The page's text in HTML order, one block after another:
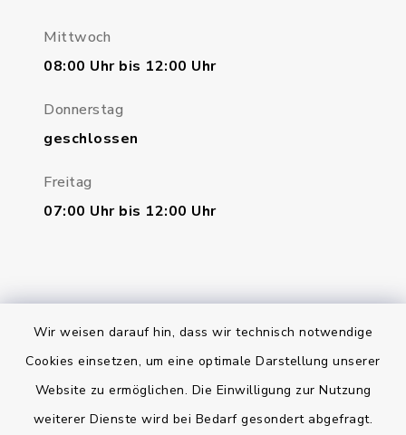
Wir weisen darauf hin, dass wir technisch notwendige
Cookies einsetzen, um eine optimale Darstellung unserer
Website zu ermöglichen. Die Einwilligung zur Nutzung
weiterer Dienste wird bei Bedarf gesondert abgefragt.
Mittwoch
08:00 Uhr bis 12:00 Uhr
Donnerstag
geschlossen
Freitag
07:00 Uhr bis 12:00 Uhr
Bankverbindung